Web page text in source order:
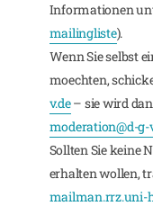
Informationen
mailingliste).
Wenn Sie selbst
moechten,
v.de– sie wird
moderation@d-g-
Sollten Sie keine
erhalten wollen,